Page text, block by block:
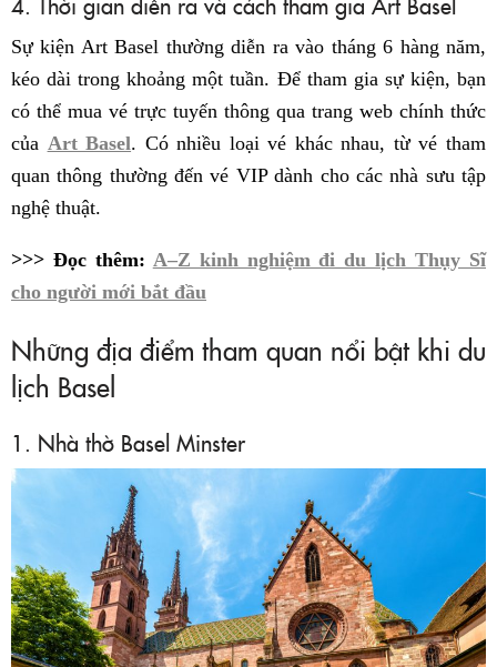
Sự kiện Art Basel thường diễn ra vào tháng 6 hàng năm,
kéo dài trong khoảng một tuần. Để tham gia sự kiện, bạn
có thể mua vé trực tuyến thông qua trang web chính thức
của Art Basel. Có nhiều loại vé khác nhau, từ vé tham
quan thông thường đến vé VIP dành cho các nhà sưu tập
nghệ thuật.
>>> Đọc thêm: A–Z kinh nghiệm đi du lịch Thụy Sĩ
cho người mới bắt đầu
Những địa điểm tham quan nổi bật khi du
lịch Basel
1. Nhà thờ Basel Minster